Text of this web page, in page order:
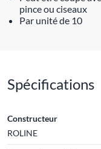
pince ou ciseaux
Par unité de 10
Spécifications
Constructeur
ROLINE